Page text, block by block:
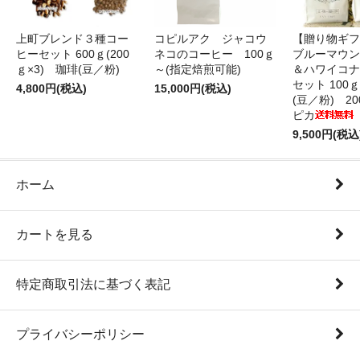
上町ブレンド３種コー
ヒーセット 600ｇ(200
ｇ×3) 珈琲(豆／粉)
4,800円(税込)
コピルアク ジャコウ
ネコのコーヒー 100ｇ
～(指定焙煎可能)
15,000円(税込)
【贈り物ギ
ブルーマウ
＆ハワイコ
セット 100
(豆／粉)
ピカ
9,500円(税
ホーム
カートを見る
特定商取引法に基づく表記
プライバシーポリシー